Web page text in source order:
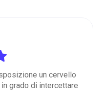
un cervello
grado di intercettare